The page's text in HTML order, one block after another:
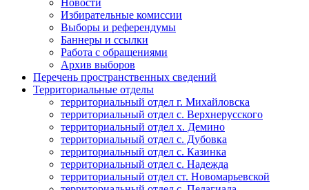
Новости
Избирательные комиссии
Выборы и референдумы
Баннеры и ссылки
Работа с обращениями
Архив выборов
Перечень пространственных сведений
Территориальные отделы
территориальный отдел г. Михайловска
территориальный отдел с. Верхнерусского
территориальный отдел х. Демино
территориальный отдел с. Дубовка
территориальный отдел с. Казинка
территориальный отдел с. Надежда
территориальный отдел ст. Новомарьевской